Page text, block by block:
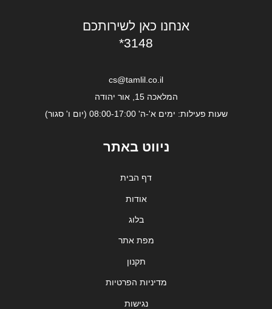
אנחנו כאן לשירותכם
*3148
cs@tamlil.co.il
המלאכה 15, אור יהודה
שעות פעילות: ימים א'-ה' 08:00-17:00 (יום ו' סגור)
ניווט באתר
דף הבית
אודות
בלוג
מפת אתר
תקנון
מדיניות הפרטיות
נגישות